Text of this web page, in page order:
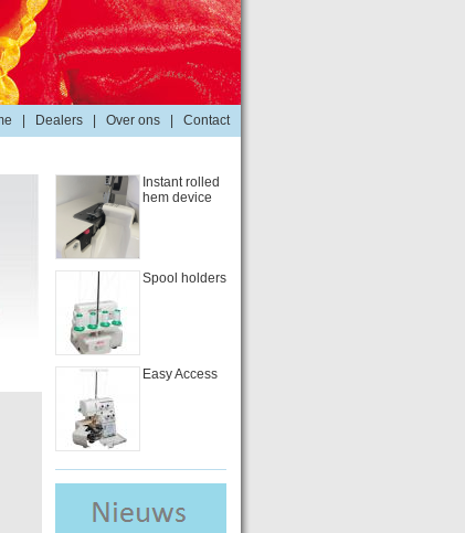
Dealers Over ons Contact
Instant rolled
hem device
Spool holders
Easy Access